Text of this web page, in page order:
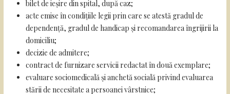
bilet de ieșire din spital, după caz;
acte emise în condițiile legii prin care se atestă gradul de
dependență, gradul de handicap și recomandarea îngrijirii la
domiciliu;
decizie de admitere;
contract de furnizare servicii redactat în două exemplare;
evaluare sociomedicală și anchetă socială privind evaluarea
stării de necesitate a persoanei vârstnice;